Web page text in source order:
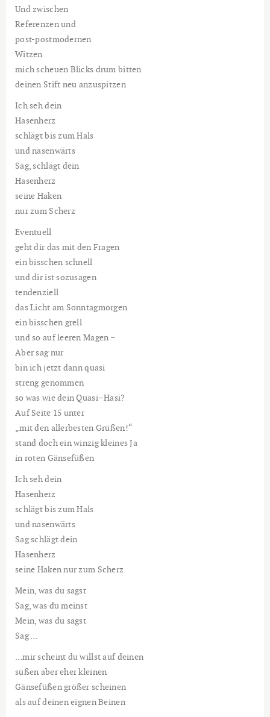
Und zwischen
Referenzen und
post-postmodernen
Witzen
mich scheuen Blicks drum bitten
deinen Stift neu anzuspitzen
Ich seh dein
Hasenherz
schlägt bis zum Hals
und nasenwärts
Sag, schlägt dein
Hasenherz
seine Haken
nur zum Scherz
Eventuell
geht dir das mit den Fragen
ein bisschen schnell
und dir ist sozusagen
tendenziell
das Licht am Sonntagmorgen
ein bisschen grell
und so auf leeren Magen –
Aber sag nur
bin ich jetzt dann quasi
streng genommen
so was wie dein Quasi–Hasi?
Auf Seite 15 unter
„mit den allerbesten Grüßen!“
stand doch ein winzig kleines Ja
in roten Gänsefüßen
Ich seh dein
Hasenherz
schlägt bis zum Hals
und nasenwärts
Sag schlägt dein
Hasenherz
seine Haken nur zum Scherz
Mein, was du sagst
Sag, was du meinst
Mein, was du sagst
Sag …
…mir scheint du willst auf deinen
süßen aber eher kleinen
Gänsefüßen größer scheinen
als auf deinen eignen Beinen